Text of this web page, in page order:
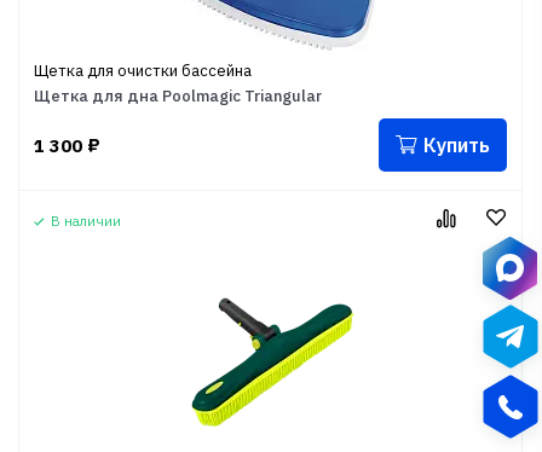
Щетка для очистки бассейна
Щетка для дна Poolmagic Triangular
1 300 ₽ Купить
В наличии